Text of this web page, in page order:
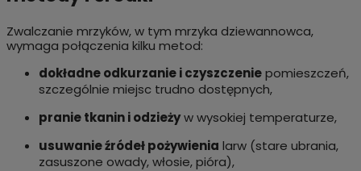
Zwalczanie mrzyków, w tym mrzyka dziewannowca,
wymaga połączenia kilku metod:
dokładne odkurzanie i czyszczeniepomieszczeń,
szczególnie miejsc trudno dostępnych,
pranie tkanin i odzieżyw wysokiej temperaturze,
usuwanie źródeł pożywienia larw (stare ubrania,
zasuszone owady, włosie, pióra),